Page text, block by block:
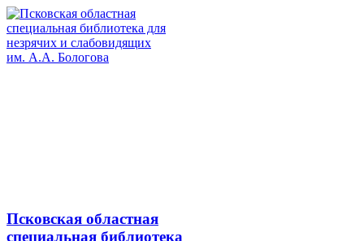
Псковская областная
специальная библиотека